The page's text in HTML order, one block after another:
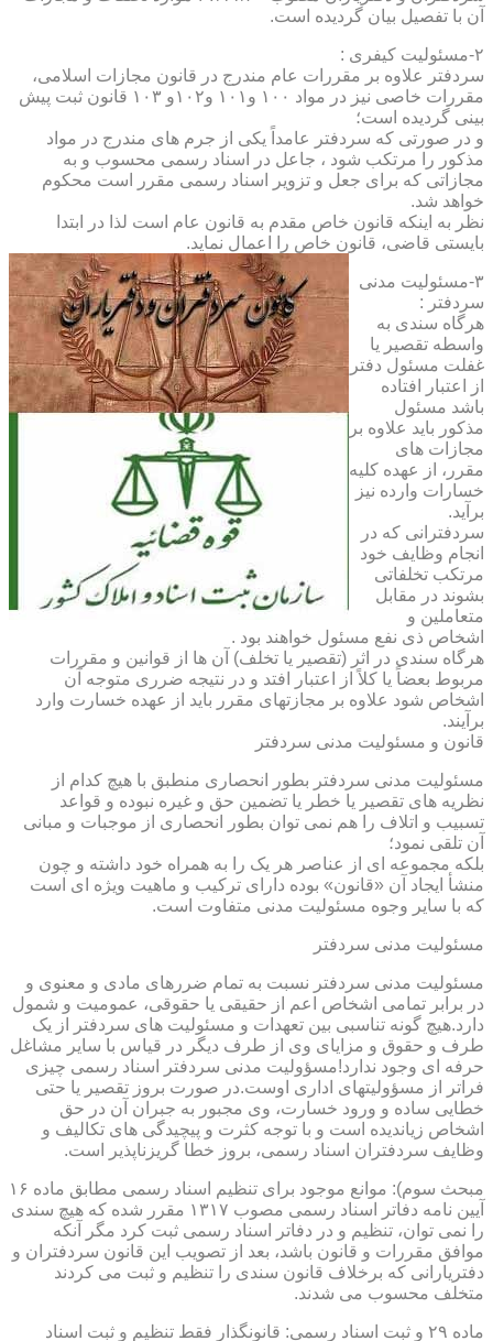
آن با تفصیل بیان گردیده است.
۲-مسئولیت کیفری :
سردفتر علاوه بر مقررات عام مندرج در قانون مجازات اسلامی،
مقررات خاصی نیز در مواد ۱۰۰ و۱۰۱ و۱۰۲و ۱۰۳ قانون ثبت پیش
بینی گردیده است؛
و در صورتی که سردفتر عامداً یکی از جرم های مندرج در مواد
مذکور را مرتکب شود ، جاعل در اسناد رسمی محسوب و به
مجازاتی که برای جعل و تزویر اسناد رسمی مقرر است محکوم
خواهد شد.
نظر به اینکه قانون خاص مقدم به قانون عام است لذا در ابتدا
بایستی قاضی، قانون خاص را اعمال نماید.
۳-مسئولیت مدنی
سردفتر :
هرگاه سندی به
واسطه تقصیر یا
غفلت مسئول دفتر
از اعتبار افتاده
باشد مسئول
مذکور باید علاوه بر
مجازات های
مقرر، از عهده کلیه
خسارات وارده نیز
برآید.
سردفترانی که در
انجام وظایف خود
مرتکب تخلفاتی
بشوند در مقابل
متعاملین و
اشخاص ذی نفع مسئول خواهند بود .
هرگاه سندی در اثر (تقصیر یا تخلف) آن ها از قوانین و مقررات
مربوط بعضاً یا کلاً از اعتبار افتد و در نتیجه ضرری متوجه آن
اشخاص شود علاوه بر مجازتهای مقرر باید از عهده خسارت وارد
برآیند.
قانون و مسئولیت مدنی سردفتر
مسئولیت مدنی سردفتر بطور انحصاری منطبق با هیچ کدام از
نظریه های تقصیر یا خطر یا تضمین حق و غیره نبوده و قواعد
تسبیب و اتلاف را هم نمی توان بطور انحصاری از موجبات و مبانی
آن تلقی نمود؛
بلکه مجموعه ای از عناصر هر یک را به همراه خود داشته و چون
منشأ ایجاد آن «قانون» بوده دارای ترکیب و ماهیت ویژه ای است
که با سایر وجوه مسئولیت مدنی متفاوت است.
مسئولیت مدنی سردفتر
مسئولیت مدنی سردفتر نسبت به تمام ضررهای مادی و معنوی و
در برابر تمامی اشخاص اعم از حقیقی یا حقوقی، عمومیت و شمول
دارد.هیچ گونه تناسبی بین تعهدات و مسئولیت های سردفتر از یک
طرف و حقوق و مزایای وی از طرف دیگر در قیاس با سایر مشاغل
حرفه ای وجود ندارد!مسؤولیت مدنی سردفتر اسناد رسمی چیزی
فراتر از مسؤولیتهای اداری اوست.در صورت بروز تقصیر یا حتی
خطایی ساده و ورود خسارت، وی مجبور به جبران آن در حق
اشخاص زیاندیده است و با توجه کثرت و پیچیدگی های تکالیف و
وظایف سردفتران اسناد رسمی، بروز خطا گریزناپذیر است.
مبحث سوم): موانع موجود برای تنظیم اسناد رسمی مطابق ماده ۱۶
آیین نامه دفاتر اسناد رسمی مصوب ۱۳۱۷ مقرر شده که هیچ سندی
را نمی توان، تنظیم و در دفاتر اسناد رسمی ثبت کرد مگر آنکه
موافق مقررات و قانون باشد، بعد از تصویب این قانون سردفتران و
دفتریارانی که برخلاف قانون سندی را تنظیم و ثبت می کردند
متخلف محسوب می شدند.
ماده ۲۹ و ثبت اسناد رسمی: قانونگذار فقط تنظیم و ثبت اسناد